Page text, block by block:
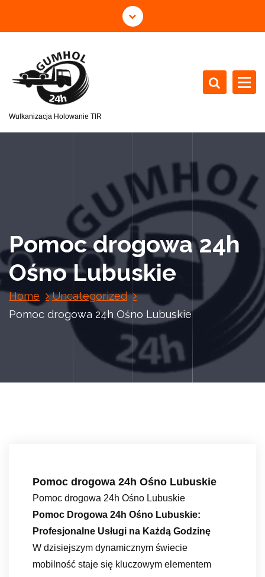
Wulkanizacja Holowanie TIR
Pomoc drogowa 24h
Ośno Lubuskie
Home
Uncategorized
Pomoc drogowa 24h Ośno Lubuskie
Pomoc drogowa 24h Ośno Lubuskie
Pomoc drogowa 24h Ośno Lubuskie
Pomoc Drogowa 24h Ośno Lubuskie:
Profesjonalne Usługi na Każdą Godzinę
W dzisiejszym dynamicznym świecie
mobilność staje się kluczowym elementem